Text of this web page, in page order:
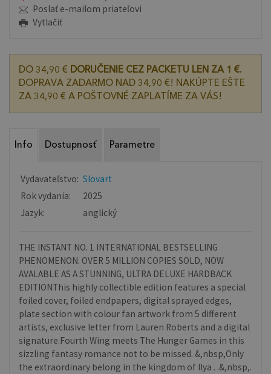
Poslať e-mailom priateľovi
Vytlačiť
DO 34,90 € DORUČENIE CEZ PACKETU LEN ZA 1 €.
DOPRAVA ZADARMO NAD 34,90 €! NAKÚPTE EŠTE
ZA 34,90 € A POŠTOVNÉ ZAPLATÍME ZA VÁS!
Info Dostupnosť Parametre
Vydavateľstvo: Slovart
Rok vydania:
2025
Jazyk:
anglický
THE INSTANT NO. 1 INTERNATIONAL BESTSELLING
PHENOMENON. OVER 5 MILLION COPIES SOLD, NOW
AVALABLE AS A STUNNING, ULTRA DELUXE HARDBACK
EDITIONThis highly collectible edition features a special
foiled cover, foiled endpapers, digital sprayed edges,
plate section with colour fan artwork from 5 different
artists, exclusive letter from Lauren Roberts and a digital
signature.Fourth Wing meets The Hunger Games in this
sizzling fantasy romance not to be missed. &,nbsp,Only
the extraordinary belong in the kingdom of Ilya . .&,nbsp,.